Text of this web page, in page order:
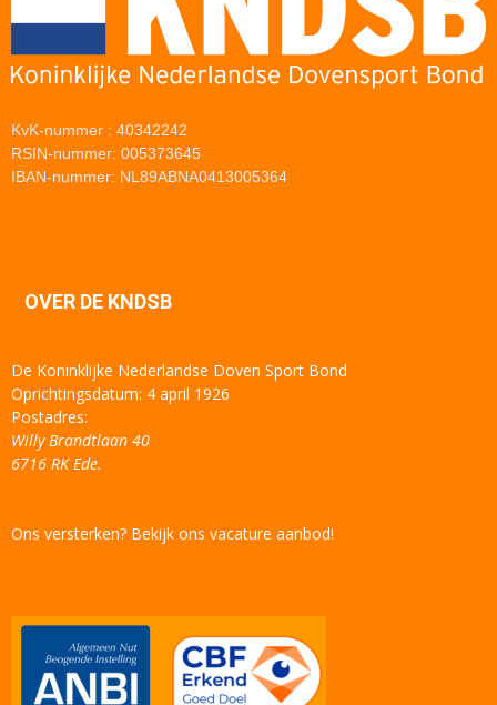
KvK-nummer : 40342242
RSIN-nummer: 005373645
IBAN-nummer: NL89ABNA0413005364
OVER DE KNDSB
De Koninklijke Nederlandse Doven Sport Bond
Oprichtingsdatum: 4 april 1926
Postadres:
Willy Brandtlaan 40
6716 RK Ede.
Ons versterken? Bekijk ons vacature aanbod!